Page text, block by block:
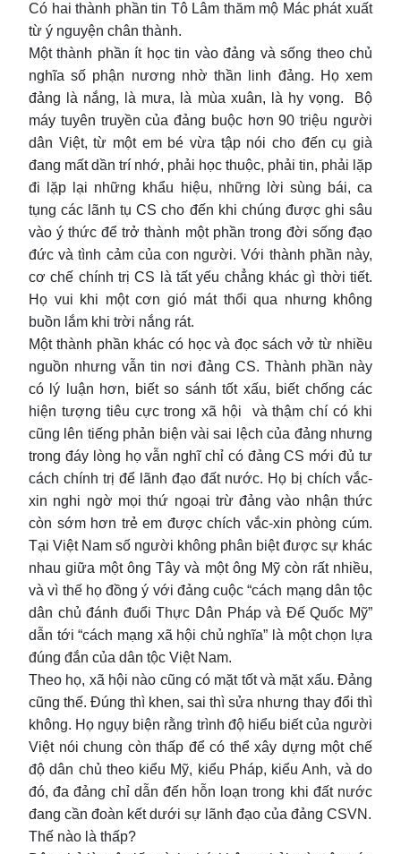
Có hai thành phần tin Tô Lâm thăm mộ Mác phát xuất
từ ý nguyện chân thành.
Một thành phần ít học tin vào đảng và sống theo chủ
nghĩa số phận nương nhờ thần linh đảng. Họ xem
đảng là nắng, là mưa, là mùa xuân, là hy vọng. Bộ
máy tuyên truyền của đảng buộc hơn 90 triệu người
dân Việt, từ một em bé vừa tập nói cho đến cụ già
đang mất dần trí nhớ, phải học thuộc, phải tin, phải lặp
đi lặp lại những khẩu hiệu, những lời sùng bái, ca
tụng các lãnh tụ CS cho đến khi chúng được ghi sâu
vào ý thức để trở thành một phần trong đời sống đạo
đức và tình cảm của con người. Với thành phần này,
cơ chế chính trị CS là tất yếu chẳng khác gì thời tiết.
Họ vui khi một cơn gió mát thổi qua nhưng không
buồn lắm khi trời nắng rát.
Một thành phần khác có học và đọc sách vở từ nhiều
nguồn nhưng vẫn tin nơi đảng CS. Thành phần này
có lý luận hơn, biết so sánh tốt xấu, biết chống các
hiện tượng tiêu cực trong xã hội và thậm chí có khi
cũng lên tiếng phản biện vài sai lệch của đảng nhưng
trong đáy lòng họ vẫn nghĩ chỉ có đảng CS mới đủ tư
cách chính trị để lãnh đạo đất nước. Họ bị chích vắc-
xin nghi ngờ mọi thứ ngoại trừ đảng vào nhận thức
còn sớm hơn trẻ em được chích vắc-xin phòng cúm.
Tại Việt Nam số người không phân biệt được sự khác
nhau giữa một ông Tây và một ông Mỹ còn rất nhiều,
và vì thế họ đồng ý với đảng cuộc “cách mạng dân tộc
dân chủ đánh đuổi Thực Dân Pháp và Đế Quốc Mỹ”
dẫn tới “cách mạng xã hội chủ nghĩa” là một chọn lựa
đúng đắn của dân tộc Việt Nam.
Theo họ, xã hội nào cũng có mặt tốt và mặt xấu. Đảng
cũng thế. Đúng thì khen, sai thì sửa nhưng thay đổi thì
không. Họ ngụy biện rằng trình độ hiểu biết của người
Việt nói chung còn thấp để có thể xây dựng một chế
độ dân chủ theo kiểu Mỹ, kiểu Pháp, kiểu Anh, và do
đó, đa đảng chỉ dẫn đến hỗn loạn trong khi đất nước
đang cần đoàn kết dưới sự lãnh đạo của đảng CSVN.
Thế nào là thấp?